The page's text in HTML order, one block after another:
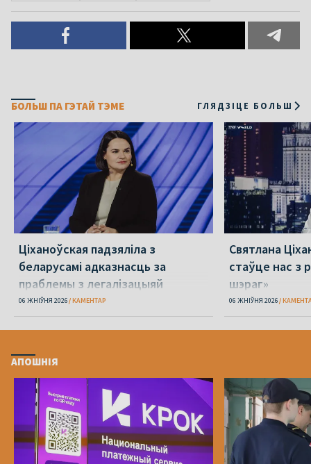
БОЛЬШ ПА ГЭТАЙ ТЭМЕ ГЛЯДЗІЦЕ БОЛЬШ
Ціханоўская падзяліла з
беларусамі адказнасць за
праблемы з легалізацыяй
06 ЖНІЎНЯ 2026 КАМЕНТАР
Святлана
стаўце нас з
шэраг»
06 ЖНІЎНЯ 2026
АПОШНІЯ